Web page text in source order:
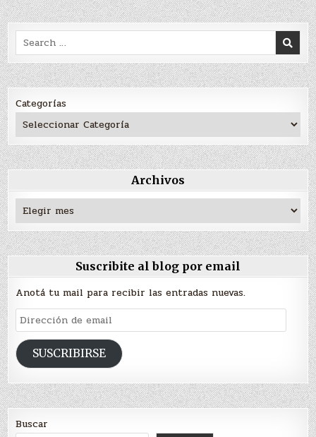
Search
for:
Categorías
Archivos
Archivos
Suscribite al blog por email
Anotá tu mail para recibir las entradas nuevas.
Dirección
de
emailSUSCRIBIRSE
Buscar